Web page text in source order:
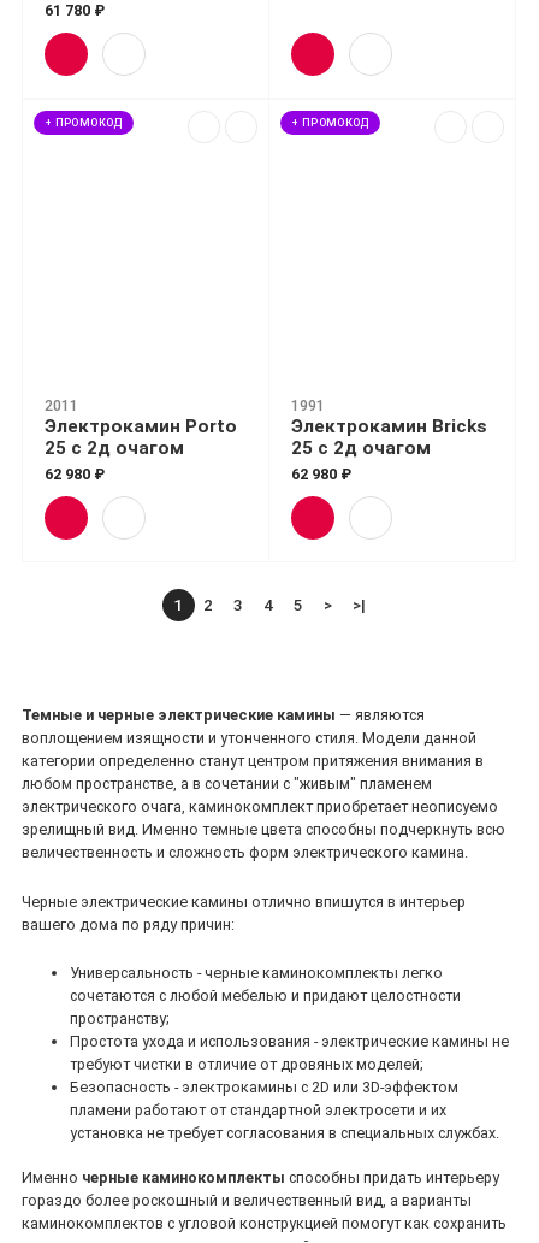
61 780 ₽
+ ПРОМОКОД
2011
Электрокамин Porto
25 с 2д очагом
62 980 ₽
+ ПРОМОКОД
1991
Электрокамин Bricks
25 с 2д очагом
62 980 ₽
1 2 3 4 5 > >|
Темные и черные электрические камины — являются
воплощением изящности и утонченного стиля. Модели данной
категории определенно станут центром притяжения внимания в
любом пространстве, а в сочетании с "живым" пламенем
электрического очага, каминокомплект приобретает неописуемо
зрелищный вид. Именно темные цвета способны подчеркнуть всю
величественность и сложность форм электрического камина.
Черные электрические камины отлично впишутся в интерьер
вашего дома по ряду причин:
Универсальность - черные каминокомплекты легко
сочетаются с любой мебелью и придают целостности
пространству;
Простота ухода и использования - электрические камины не
требуют чистки в отличие от дровяных моделей;
Безопасность - электрокамины с 2D или 3D-эффектом
пламени работают от стандартной электросети и их
установка не требует согласования в специальных службах.
Именно черные каминокомплекты способны придать интерьеру
гораздо более роскошный и величественный вид, а варианты
каминокомплектов с угловой конструкцией помогут как сохранить